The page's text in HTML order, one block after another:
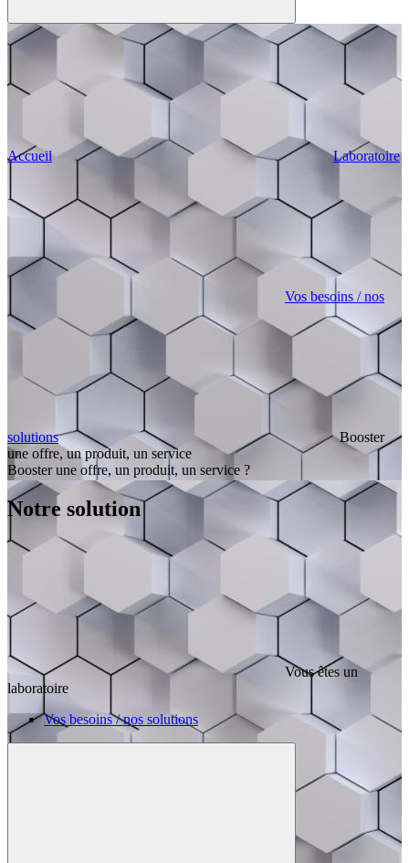
Accueil Laboratoire
Vos besoins / nos
solutions
Booster
une offre, un produit, un service
Booster une offre, un produit, un service ?
Notre solution
Vous êtes un
laboratoire
Vos besoins / nos solutions